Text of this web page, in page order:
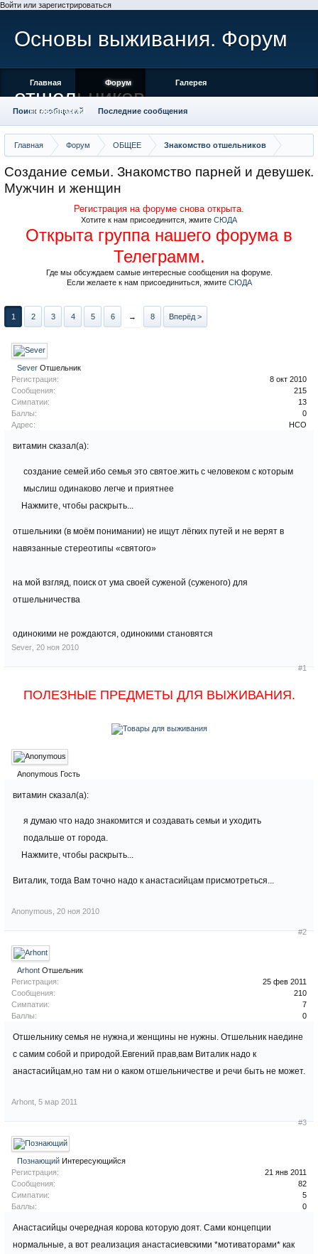
Войти или зарегистрироваться
Главная Форум ОБЩЕЕ Знакомство отшельников
Создание семьи. Знакомство парней и девушек.
Мужчин и женщин
Регистрация на форуме снова открыта.
Хотите к нам присоединится, жмите СЮДА
Открыта группа нашего форума в
Телеграмм.
Где мы обсуждаем самые интересные сообщения на форуме.
Если желаете к нам присоединиться, жмите СЮДА
1 2 3 4 5 6 → 8 Вперёд >
Sever Отшельник
Регистрация:
8 окт 2010
Сообщения:
215
Симпатии:
13
Баллы:
0
Адрес:
НСО
витамин сказал(а):
создание семей.ибо семья это святое.жить с человеком с которым
мыслиш одинаково легче и приятнее
Нажмите, чтобы раскрыть...
отшельники (в моём понимании) не ищут лёгких путей и не верят в
навязанные стереотипы «святого»
на мой взгляд, поиск от ума своей суженой (суженого) для
отшельничества
одинокими не рождаются, одинокими становятся
Sever 20 ноя 2010
#1
ПОЛЕЗНЫЕ ПРЕДМЕТЫ ДЛЯ ВЫЖИВАНИЯ.
Anonymous Гость
витамин сказал(а):
я думаю что надо знакомится и создавать семьи и уходить
подальше от города.
Нажмите, чтобы раскрыть...
Виталик, тогда Вам точно надо к анастасийцам присмотреться...
Anonymous 20 ноя 2010
#2
Arhont Отшельник
Регистрация:
25 фев 2011
Сообщения:
210
Симпатии:
7
Баллы:
0
Отшельнику семья не нужна,и женщины не нужны. Отшельник наедине
с самим собой и природой.Евгений прав,вам Виталик надо к
анастасийцам,но там ни о каком отшельничестве и речи быть не может.
Arhont 5 мар 2011
#3
Познающий Интересующийся
Регистрация:
21 янв 2011
Сообщения:
82
Симпатии:
5
Баллы:
0
Анастасийцы очередная корова которую доят. Сами концепции
нормальные, а вот реализация анастасиевскими *мотиваторами* как
Основы выживания. Форум
отшельников
Главная Форум
Поиск сообщений Последние сообщения
Галерея
Пользователи